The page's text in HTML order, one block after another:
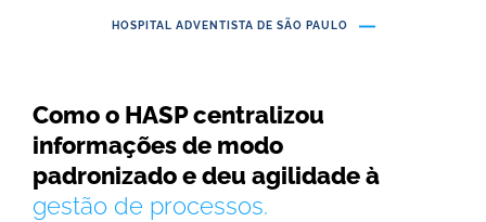
HOSPITAL ADVENTISTA DE SÃO PAULO
Como o HASP centralizou
informações de modo
padronizado e deu agilidade à
gestão de processos.